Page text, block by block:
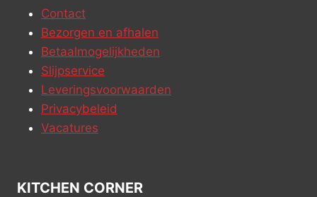
Contact
Bezorgen en afhalen
Betaalmogelijkheden
Slijpservice
Leveringsvoorwaarden
Privacybeleid
Vacatures
KITCHEN CORNER